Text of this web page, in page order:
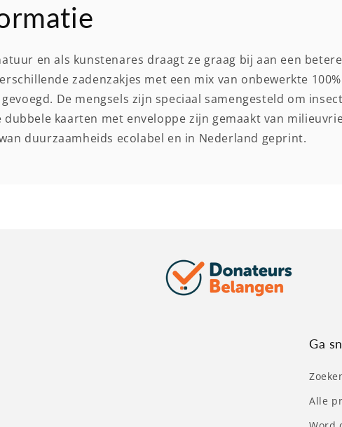
en als kunstenares draagt ze graag bij aan een
zadenzakjes met een mix van onbewerkte
De mengsels zijn speciaal samengesteld om
dubbele kaarten met enveloppe zijn gemaakt van
duurzaamheids ecolabel en in Nederland geprint.
Ga
Alle